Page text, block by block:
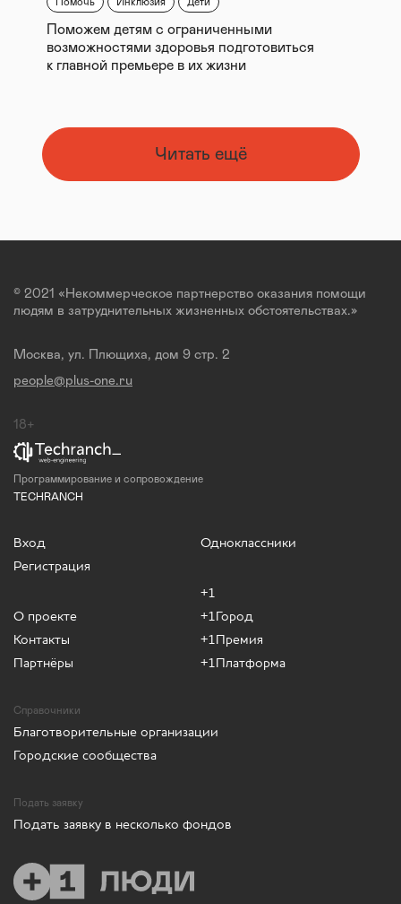
Поможем детям с ограниченными
возможностями здоровья подготовиться
к главной премьере в их жизни
Читать ещё
© 2021 «Некоммерческое партнерство оказания помощи
людям в затруднительных жизненных обстоятельствах.»
Москва, ул. Плющиха, дом 9 стр. 2
people@plus-one.ru
18+
Программирование и сопровождение
TECHRANCH
Вход
Регистрация
О проекте
Контакты
Партнёры
Одноклассники
+1
+1Город
+1Премия
+1Платформа
Справочники
Благотворительные организации
Городские сообщества
Подать заявку
Подать заявку в несколько фондов